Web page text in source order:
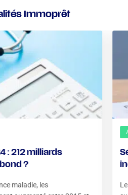
Immoprêt
: 212 milliards
?
maladie, les